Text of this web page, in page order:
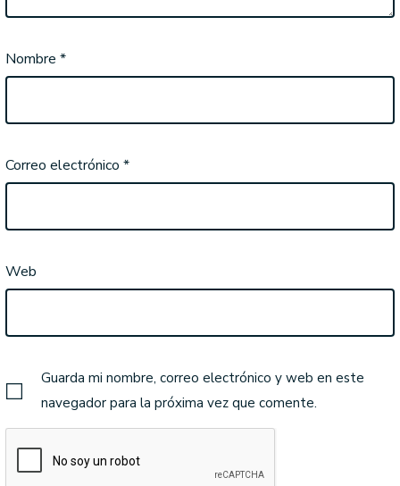
Nombre *
Correo electrónico *
Web
Guarda mi nombre, correo electrónico y web en este
navegador para la próxima vez que comente.